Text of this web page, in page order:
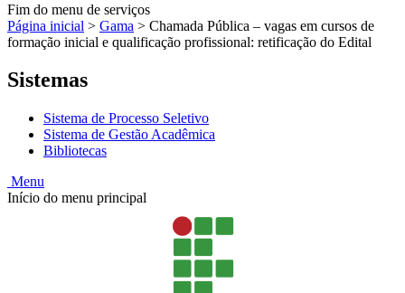
Fim do menu de serviços
Página inicial > Gama > Chamada Pública – vagas em cursos de
formação inicial e qualificação profissional: retificação do Edital
Sistemas
Sistema de Processo Seletivo
Sistema de Gestão Acadêmica
Bibliotecas
Menu
Início do menu principal